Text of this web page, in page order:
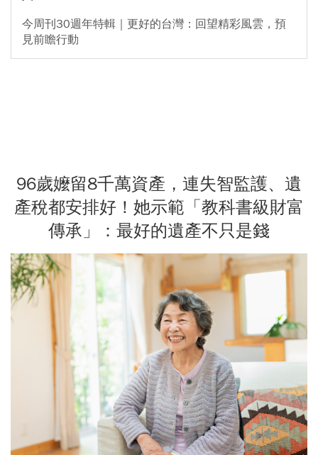
今周刊30週年特輯｜更好的台灣：回望精彩風雲，預
見前瞻行動
96歲嬤留8千萬資產，連失智監護、遺
產稅都安排好！她示範「教科書級財富
傳承」：最好的遺產不只是錢